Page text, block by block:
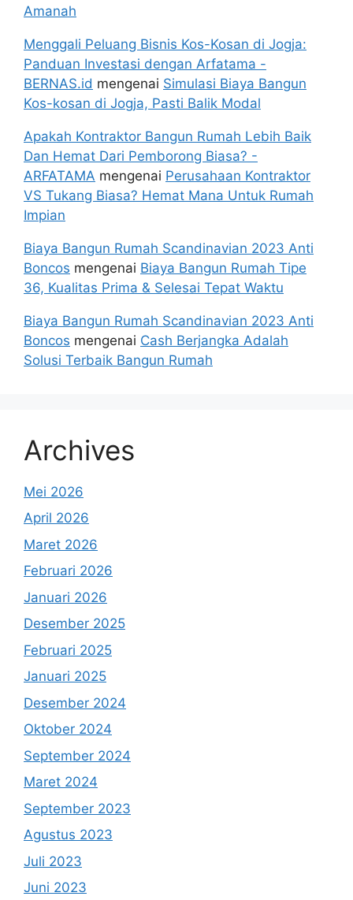
Amanah
Menggali Peluang Bisnis Kos-Kosan di Jogja:
Panduan Investasi dengan Arfatama -
BERNAS.id mengenai Simulasi Biaya Bangun
Kos-kosan di Jogja, Pasti Balik Modal
Apakah Kontraktor Bangun Rumah Lebih Baik
Dan Hemat Dari Pemborong Biasa? -
ARFATAMA mengenai Perusahaan Kontraktor
VS Tukang Biasa? Hemat Mana Untuk Rumah
Impian
Biaya Bangun Rumah Scandinavian 2023 Anti
Boncos mengenai Biaya Bangun Rumah Tipe
36, Kualitas Prima & Selesai Tepat Waktu
Biaya Bangun Rumah Scandinavian 2023 Anti
Boncos mengenai Cash Berjangka Adalah
Solusi Terbaik Bangun Rumah
Archives
Mei 2026
April 2026
Maret 2026
Februari 2026
Januari 2026
Desember 2025
Februari 2025
Januari 2025
Desember 2024
Oktober 2024
September 2024
Maret 2024
September 2023
Agustus 2023
Juli 2023
Juni 2023